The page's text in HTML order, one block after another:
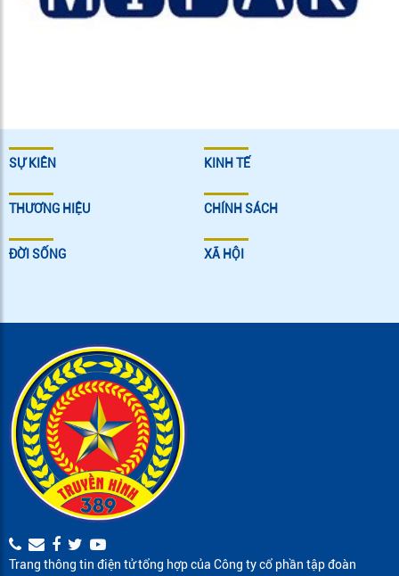
SỰ KIÊN KINH TẾ
THƯƠNG HIỆU CHÍNH SÁCH
ĐỜI SỐNG XÃ HỘI
Trang thông tin điện tử tổng hợp của Công ty cổ phần tập đoàn